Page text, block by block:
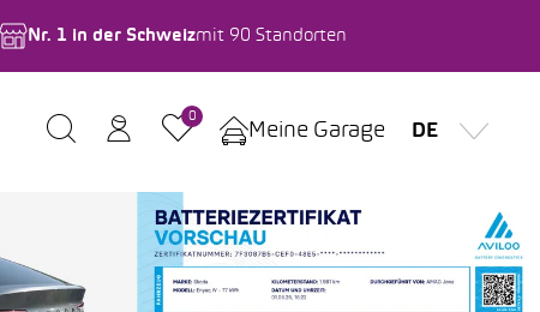
Nr. 1 in der Schweizmit 90 Standorten
0
Meine Garage DE